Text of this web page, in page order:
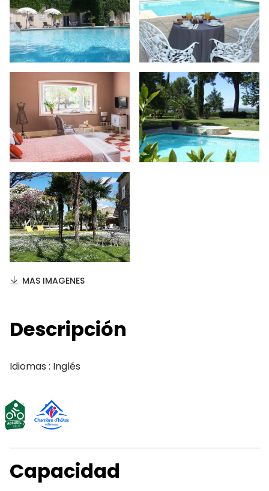
MAS IMAGENES
Descripción
Idiomas : Inglés
Capacidad